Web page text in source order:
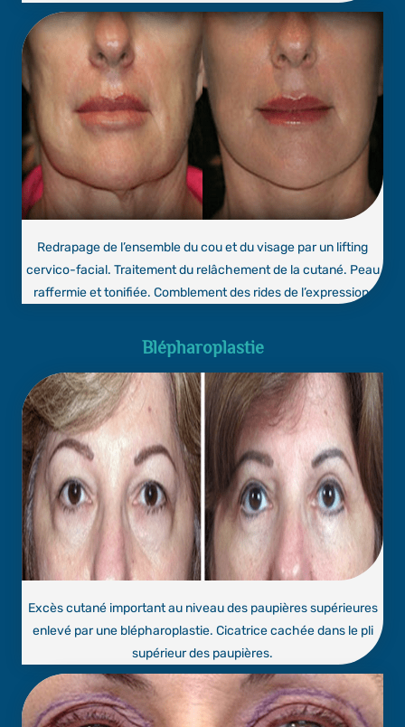
Redrapage de l’ensemble du cou et du visage par un lifting
cervico-facial. Traitement du relâchement de la cutané. Peau
raffermie et tonifiée. Comblement des rides de l’expression.
Blépharoplastie
Excès cutané important au niveau des paupières supérieures
enlevé par une blépharoplastie. Cicatrice cachée dans le pli
supérieur des paupières.